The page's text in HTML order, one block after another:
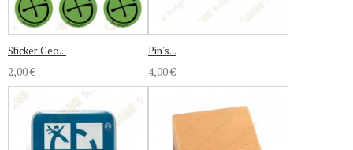
Sticker Geo...
2,00 €
Pin's...
4,00 €